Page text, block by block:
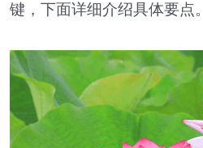
键，下面详细介绍具体要点。